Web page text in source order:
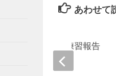
あわせて
オールアリオン、練習報告